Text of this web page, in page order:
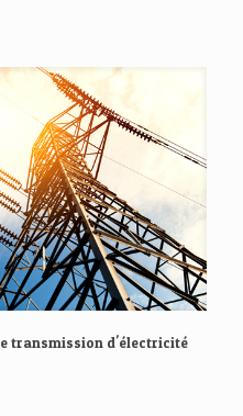
transmission d'électricité